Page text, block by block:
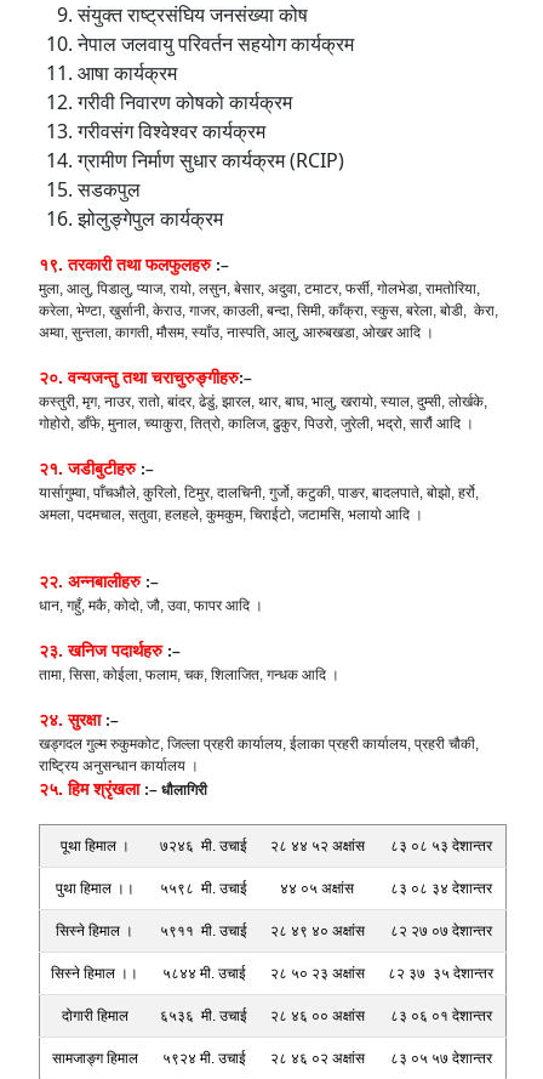
संयुक्त राष्ट्रसंघिय जनसंख्या कोष
नेपाल जलवायु परिवर्तन सहयोग कार्यक्रम
आषा कार्यक्रम
गरीवी निवारण कोषको कार्यक्रम
गरीवसंग विश्वेश्वर कार्यक्रम
ग्रामीण निर्माण सुधार कार्यक्रम (RCIP)
सडकपुल
झोलुङ्गेपुल कार्यक्रम
१९. तरकारी तथा फलफुलहरु :–
मुला, आलु, पिडालु, प्याज, रायो, लसुन, बेसार, अदुवा, टमाटर, फर्सी, गोलभेडा, रामतोरिया,
करेला, भेण्टा, खुर्सानी, केराउ, गाजर, काउली, बन्दा, सिमी, काँक्रा, स्कुस, बरेला, बोडी, केरा,
अम्वा, सुन्तला, कागती, मौसम, स्याँउ, नास्पति, आलु, आरुबखडा, ओखर आदि ।
२०. वन्यजन्तु तथा चराचुरुङ्गीहरु:–
कस्तुरी, मृग, नाउर, रातो, बांदर, ढेडुं, झारल, थार, बाघ, भालु, खरायो, स्याल, दुम्सी, लोर्खके,
गोहोरो, डाँफे, मुनाल, च्याकुरा, तित्रो, कालिज, ढुकुर, पिउरो, जुरेली, भद्रो, सारौं आदि ।
२१. जडीबुटीहरु :–
यार्सागुम्वा, पाँचऔले, कुरिलो, टिमुर, दालचिनी, गुर्जो, कटुकी, पाङर, बादलपाते, बोझो, हर्रो,
अमला, पदमचाल, सतुवा, हलहले, कुमकुम, चिराईटो, जटामसि, भलायो आदि ।
२२. अन्नबालीहरु :–
धान, गहुँ, मकै, कोदो, जौ, उवा, फापर आदि ।
२३. खनिज पदार्थहरु :–
तामा, सिसा, कोईला, फलाम, चक, शिलाजित, गन्धक आदि ।
२४. सुरक्षा :–
खड्गदल गुल्म रुकुमकोट, जिल्ला प्रहरी कार्यालय, ईलाका प्रहरी कार्यालय, प्रहरी चौकी,
राष्ट्रिय अनुसन्धान कार्यालय ।
२५. हिम श्रृंखला :– धौलागिरी
पूथा हिमाल । ७२४६ मी. उचाई २८ ४४ ५२ अक्षांस ८३ ०८ ५३ देशान्तर
पुथा हिमाल ।। ५५९८ मी. उचाई ४४ ०५ अक्षांस ८३ ०८ ३४ देशान्तर
सिस्ने हिमाल । ५९११ मी. उचाई २८ ४९ ४० अक्षांस ८२ २७ ०७ देशान्तर
सिस्ने हिमाल ।। ५८४४ मी. उचाई २८ ५० २३ अक्षांस ८२ ३७ ३५ देशान्तर
दोगारी हिमाल ६५३६ मी. उचाई २८ ४६ ०० अक्षांस ८३ ०६ ०१ देशान्तर
सामजाङ्ग हिमाल ५९२४ मी. उचाई २८ ४६ ०२ अक्षांस ८३ ०५ ५७ देशान्तर